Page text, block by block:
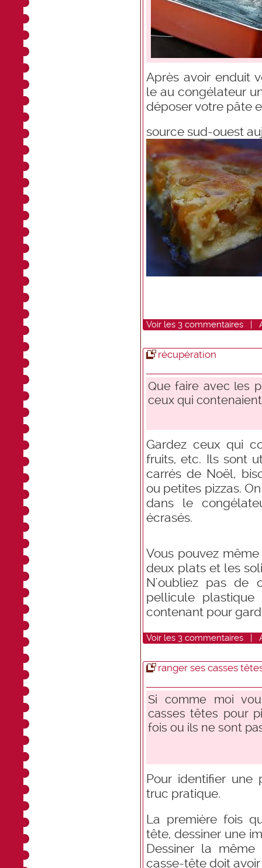
Après avoir enduit
le au congélateur
déposer votre pâte
source sud-ouest
Voir les 3 commentaires |
récupération
Que faire avec les
ceux qui
Gardez ceux qui
fruits, etc. Ils sont
carrés de Noël,
ou petites pizzas.
dans le
écrasés.
Vous pouvez
deux plats et les
N'oubliez pas de
pellicule
contenant pour
Voir les 3 commentaires |
ranger ses casses
Si comme moi
casses têtes pour
fois ou ils ne sont
Pour identifier une
truc pratique.
La première fois
tête, dessiner une
Dessiner la
casse-tête doit